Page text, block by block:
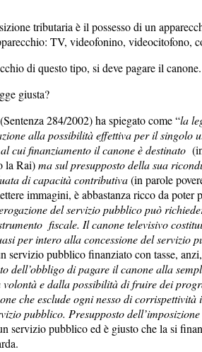
tributaria è il possesso di un
TV, videofonino, videocitofono,
di questo tipo, si deve pagare il canone.
giusta?
284/2002) ha spiegato come “la
alla possibilità effettiva per il singolo
cui finanziamento il canone è destinato
la Rai)ma sul presupposto della sua
di capacità contributiva(in parole
immagini, è abbastanza ricco da
del servizio pubblico può
fiscale. Il canone televisivo
per intero alla concessione del servizio
servizio pubblico finanziato con tasse,
dell’obbligo di pagare il canone alla
volontà e dalla possibilità di fruire dei
che esclude ogni nesso di
pubblico. Presupposto
servizio pubblico ed è giusto che la si